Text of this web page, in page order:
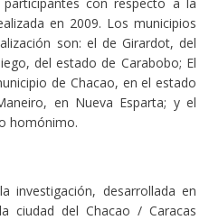
en 2009. Los municipios
son: el de Girardot, del
del estado de Carabobo; El
de Chacao, en el estado
en Nueva Esparta; y el
homónimo.
investigación, desarrollada en
ciudad del Chacao / Caracas